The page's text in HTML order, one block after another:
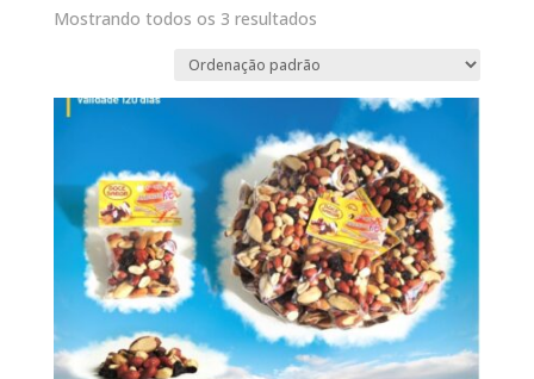
Mostrando todos os 3 resultados